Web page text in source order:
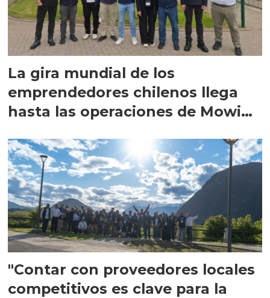
La gira mundial de los
emprendedores chilenos llega
hasta las operaciones de Mowi
"Contar con proveedores locales
competitivos es clave para la